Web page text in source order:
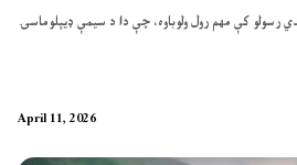
رسولو کې مهم رول ولوباوه، چې دا د سیمې ډیپلوماسۍ
April 11, 2026